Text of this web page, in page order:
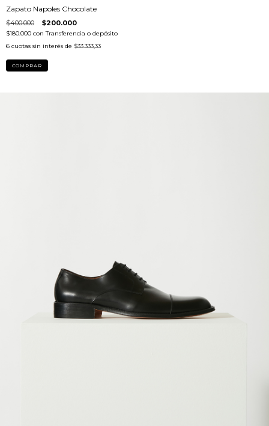
Zapato Napoles Chocolate
$400.000 $200.000
$180.000 con Transferencia o depósito
6 cuotas sin interés de $33.333,33
COMPRAR